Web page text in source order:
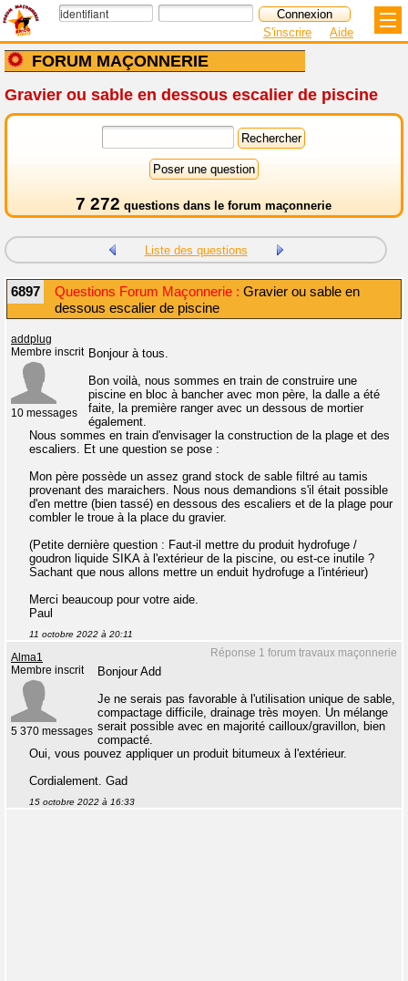
FORUM MAÇONNERIE
S'inscrire Aide
Gravier ou sable en dessous escalier de piscine
7 272 questions dans le forum maçonnerie
Liste des questions
6897 Questions Forum Maçonnerie : Gravier ou sable en
dessous escalier de piscine
addplug
Membre inscrit
10 messages
Bonjour à tous.
Bon voilà, nous sommes en train de construire une
piscine en bloc à bancher avec mon père, la dalle a été
faite, la première ranger avec un dessous de mortier
également.
Nous sommes en train d'envisager la construction de la plage et des
escaliers. Et une question se pose :
Mon père possède un assez grand stock de sable filtré au tamis
provenant des maraichers. Nous nous demandions s'il était possible
d'en mettre (bien tassé) en dessous des escaliers et de la plage pour
combler le troue à la place du gravier.
(Petite dernière question : Faut-il mettre du produit hydrofuge /
goudron liquide SIKA à l'extérieur de la piscine, ou est-ce inutile ?
Sachant que nous allons mettre un enduit hydrofuge a l'intérieur)
Merci beaucoup pour votre aide.
Paul
11 octobre 2022 à 20:11
Réponse 1 forum travaux maçonnerie
Alma1
Membre inscrit
5 370 messages
Bonjour Add
Je ne serais pas favorable à l'utilisation unique de sable,
compactage difficile, drainage très moyen. Un mélange
serait possible avec en majorité cailloux/gravillon, bien
compacté.
Oui, vous pouvez appliquer un produit bitumeux à l'extérieur.
Cordialement. Gad
15 octobre 2022 à 16:33